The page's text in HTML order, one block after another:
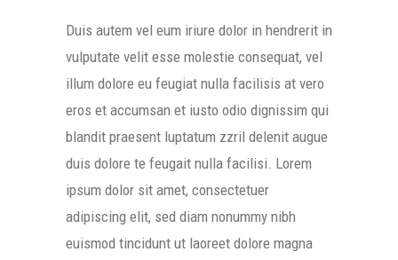
Duis autem vel eum iriure dolor in hendrerit in
vulputate velit esse molestie consequat, vel
illum dolore eu feugiat nulla facilisis at vero
eros et accumsan et iusto odio dignissim qui
blandit praesent luptatum zzril delenit augue
duis dolore te feugait nulla facilisi. Lorem
ipsum dolor sit amet, consectetuer
adipiscing elit, sed diam nonummy nibh
euismod tincidunt ut laoreet dolore magna